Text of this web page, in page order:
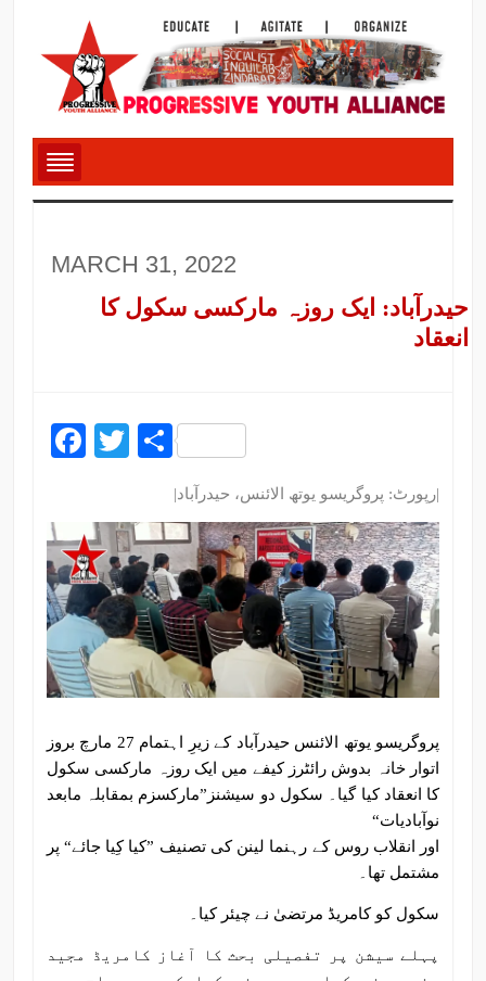
MARCH 31, 2022
حیدرآباد: ایک روزہ مارکسی سکول کا
انعقاد
Facebook
Twitter
Share
|رپورٹ: پروگریسو یوتھ الائنس، حیدرآباد|
پروگریسو یوتھ الائنس حیدرآباد کے زیرِ اہتمام 27 مارچ بروز
اتوار خانہ بدوش رائٹرز کیفے میں ایک روزہ مارکسی سکول
کا انعقاد کیا گیا۔ سکول دو سیشنز”مارکسزم بمقابلہ مابعد
نوآبادیات“
اور انقلاب روس کے رہنما لینن کی تصنیف ”کیا کِیا جائے“ پر
مشتمل تھا۔
سکول کو کامریڈ مرتضیٰ نے چیئر کیا۔
پہلے سیشن پر تفصیلی بحث کا آغاز کامریڈ مجید